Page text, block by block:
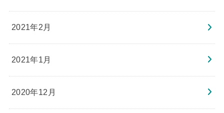
2021年2月
2021年1月
2020年12月